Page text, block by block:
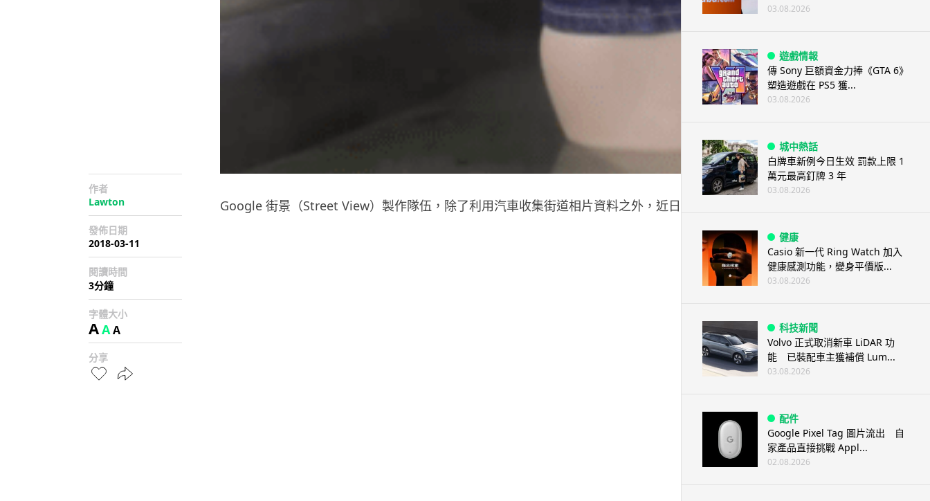
作者
Lawton
發佈日期
2018-03-11
閱讀時間
3分鐘
字體大小
AAA
分享
Google 街景（Street View）製作隊伍，除了利用汽車收集街道相片資料之外，近日到了冰天雪地的日本秋田縣大館市，邀請
03.08.2026
遊戲情報
傳 Sony 巨額資金力捧《GTA 6》
塑造遊戲在 PS5 獲...
03.08.2026
城中熱話
白牌車新例今日生效 罰款上限 1
萬元最高釘牌 3 年
03.08.2026
健康
Casio 新一代 Ring Watch 加入
健康感測功能，變身平價版...
03.08.2026
科技新聞
Volvo 正式取消新車 LiDAR 功
能 已裝配車主獲補償 Lum...
03.08.2026
配件
Google Pixel Tag 圖片流出 自
家產品直接挑戰 Appl...
02.08.2026